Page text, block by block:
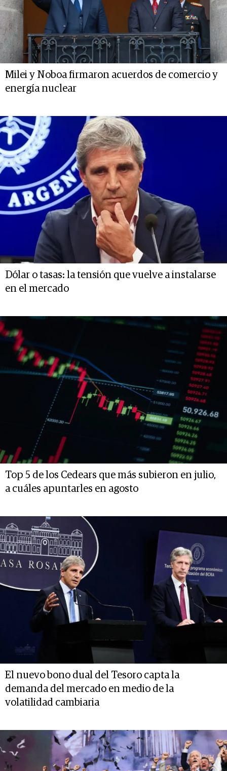
Milei y Noboa firmaron acuerdos de comercio y
energía nuclear
Dólar o tasas: la tensión que vuelve a instalarse
en el mercado
Top 5 de los Cedears que más subieron en julio,
a cuáles apuntarles en agosto
El nuevo bono dual del Tesoro capta la
demanda del mercado en medio de la
volatilidad cambiaria